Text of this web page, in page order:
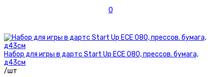
0
Набор для игры в дартс Start Up ECE 080, прессов. бумага,
д43см
/шт